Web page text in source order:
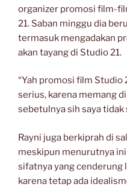
organizer promosi film-
21. Saban minggu dia
termasuk mengadakan
akan tayang di Studio 21.
“Yah promosi film Studio
serius, karena memang
sebetulnya sih saya tidak
Rayni juga berkiprah di
meskipun menurutnya
sifatnya yang cenderung
karena tetap ada